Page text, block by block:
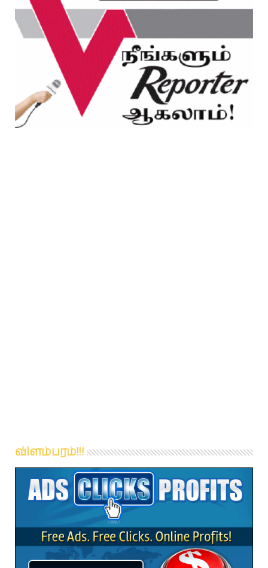
விளம்பரம்!!!